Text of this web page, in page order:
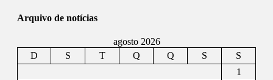
Arquivo de notícias
agosto 2026
D
S T Q Q S
S
1